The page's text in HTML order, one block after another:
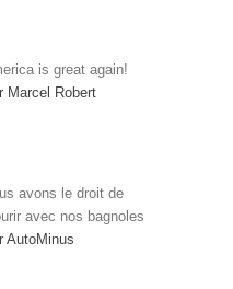
is great again!
Marcel Robert
avons le droit de
avec nos bagnoles
AutoMinus